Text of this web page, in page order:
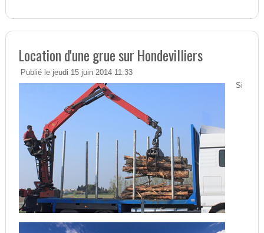
Location d'une grue sur Hondevilliers
Publié le jeudi 15 juin 2014 11:33
Si